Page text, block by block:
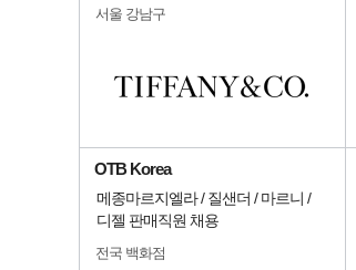
서울 강남구
OTB Korea
메종마르지엘라 / 질샌더 / 마르니 /
디젤 판매직원 채용
전국 백화점